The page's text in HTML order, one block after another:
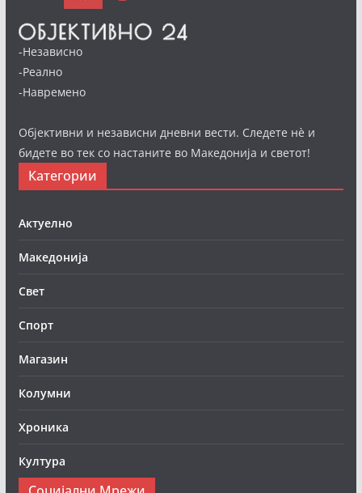
-Независно
-Реално
-Навремено
Објективни и независни дневни вести. Следете нè и
бидете во тек со настаните во Македонија и светот!
Категории
Актуелно
Македонија
Свет
Спорт
Магазин
Колумни
Хроника
Култура